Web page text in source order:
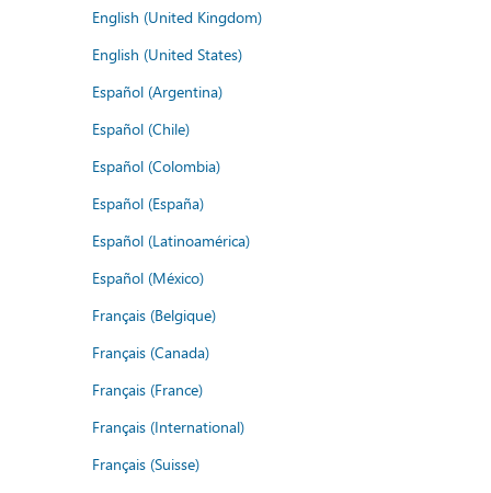
English (United Kingdom)
English (United States)
Español (Argentina)
Español (Chile)
Español (Colombia)
Español (España)
Español (Latinoamérica)
Español (México)
Français (Belgique)
Français (Canada)
Français (France)
Français (International)
Français (Suisse)